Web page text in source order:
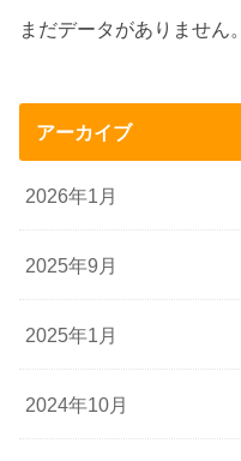
まだデータがありません。
アーカイブ
2026年1月
2025年9月
2025年1月
2024年10月